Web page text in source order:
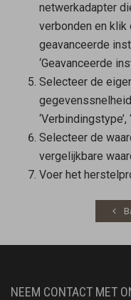
netwerkadapter
verbonden en klik
geavanceerde
‘Geavanceerde
Selecteer de
gegevenssnelheid
‘Verbindingstype’,
Selecteer de
vergelijkbare
Voer het
NEEM CONTACT MET